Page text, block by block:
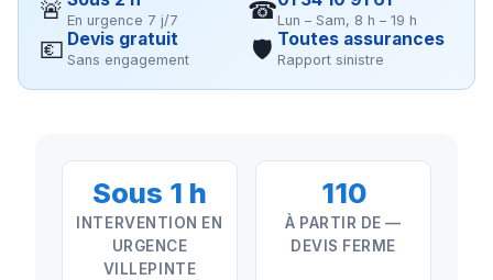
🚨 En urgence 7 j/7 ☎Lun – Sam, 8 h – 19 h
💶 Devis gratuit
Sans engagement 🛡 Toutes assurances
Rapport sinistre
Sous 1 h
INTERVENTION EN
URGENCE
VILLEPINTE
110
À PARTIR DE —
DEVIS FERME